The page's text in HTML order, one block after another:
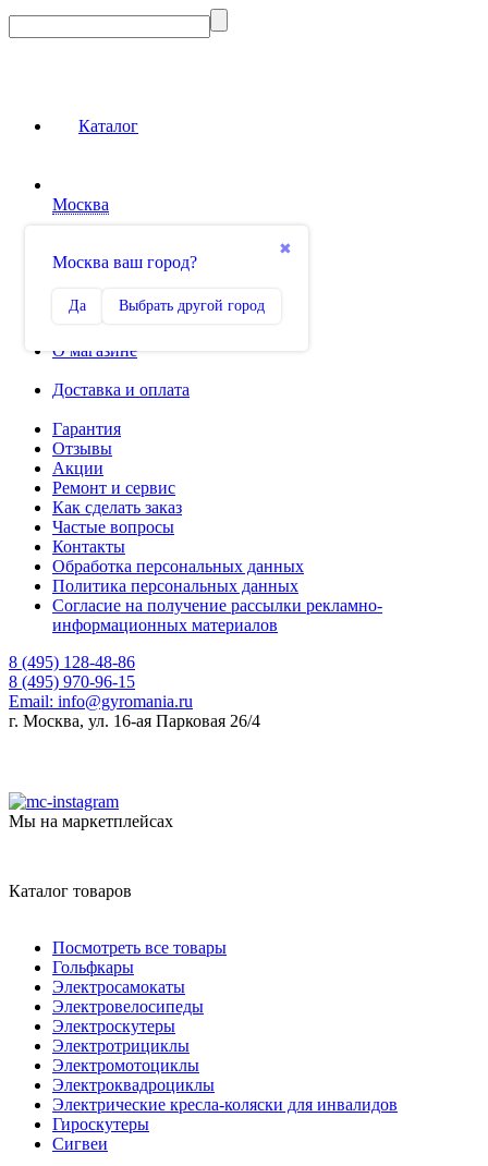
Каталог
Москва
✖
Москва ваш город?
Да Выбрать другой город
0
Избранное
О магазине
Доставка и оплата
Гарантия
Отзывы
Акции
Ремонт и сервис
Как сделать заказ
Частые вопросы
Контакты
Обработка персональных данных
Политика персональных данных
Согласие на получение рассылки рекламно-
информационных материалов
8 (495) 128-48-86
8 (495) 970-96-15
Email: info@gyromania.ru
г. Москва, ул. 16-ая Парковая 26/4
Мы на маркетплейсах
Каталог товаров
Посмотреть все товары
Гольфкары
Электросамокаты
Электровелосипеды
Электроскутеры
Электротрициклы
Электромотоциклы
Электроквадроциклы
Электрические кресла-коляски для инвалидов
Гироскутеры
Сигвеи